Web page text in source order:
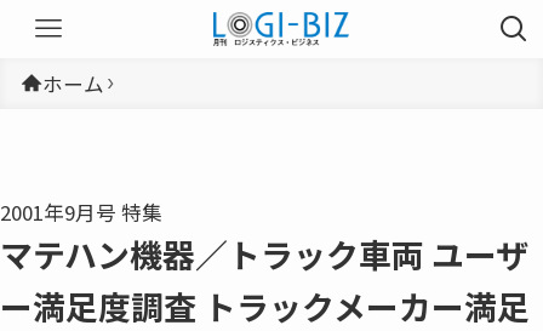
ホーム
2001年9月号 特集
マテハン機器／トラック車両 ユーザ
ー満足度調査 トラックメーカー満足